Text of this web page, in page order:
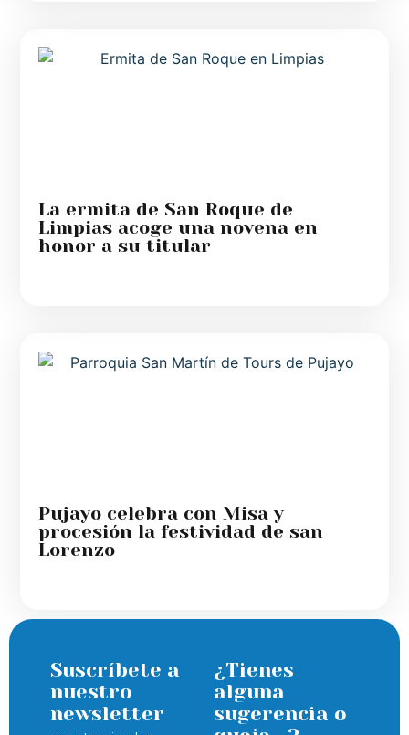
La ermita de San Roque de
Limpias acoge una novena en
honor a su titular
Pujayo celebra con Misa y
procesión la festividad de san
Lorenzo
Suscríbete a
nuestro
newsletter
¿Tienes
alguna
sugerencia o